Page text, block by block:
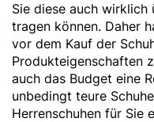
Sie diese auch wirklich
tragen können. Daher
vor dem Kauf der
Produkteigenschaften
auch das Budget eine
unbedingt teure
Herrenschuhen für Sie